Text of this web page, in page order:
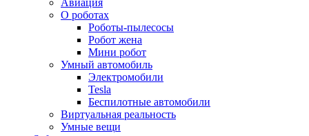
О роботах
Роботы-пылесосы
Робот жена
Мини робот
Умный автомобиль
Электромобили
Tesla
Беспилотные автомобили
Виртуальная реальность
Умные вещи